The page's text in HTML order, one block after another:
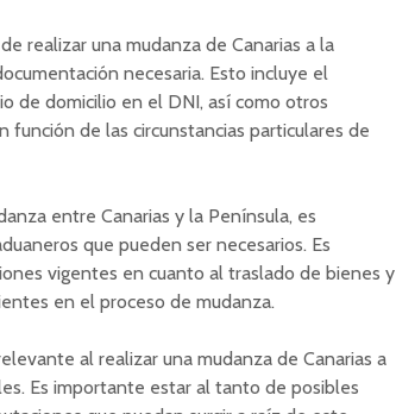
realizar una mudanza de Canarias a la
necesaria. Esto incluye el
de domicilio en el DNI, así como otros
de las circunstancias particulares de
entre Canarias y la Península, es
que pueden ser necesarios. Es
vigentes en cuanto al traslado de bienes y
en el proceso de mudanza.
al realizar una mudanza de Canarias a
Es importante estar al tanto de posibles